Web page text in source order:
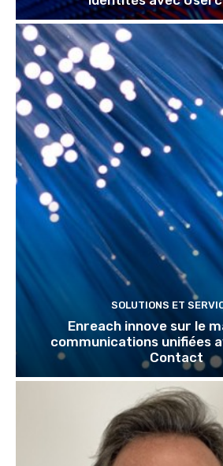
SOLUTIONS ET
Enreach innove sur le
communications unifiées
Contact